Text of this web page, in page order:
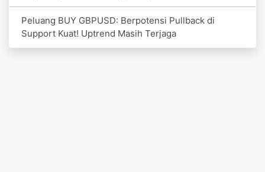
Peluang BUY GBPUSD: Berpotensi Pullback di
Support Kuat! Uptrend Masih Terjaga